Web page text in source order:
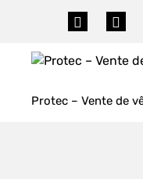
Protec – Vente de